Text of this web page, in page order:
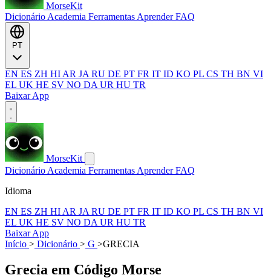
MorseKit
Dicionário Academia Ferramentas AprenderFAQ
EN ES ZH HI AR JA RU DE PT FR IT ID KO PL CS TH BN VI
EL UK HE SV NO DA UR HU TR
Baixar App
MorseKit
Dicionário Academia Ferramentas AprenderFAQ
Idioma
EN ES ZH HI AR JA RU DE PT FR IT ID KO PL CS TH BN VI
EL UK HE SV NO DA UR HU TR
Baixar App
Início > Dicionário > G >GRECIA
Grecia em Código Morse